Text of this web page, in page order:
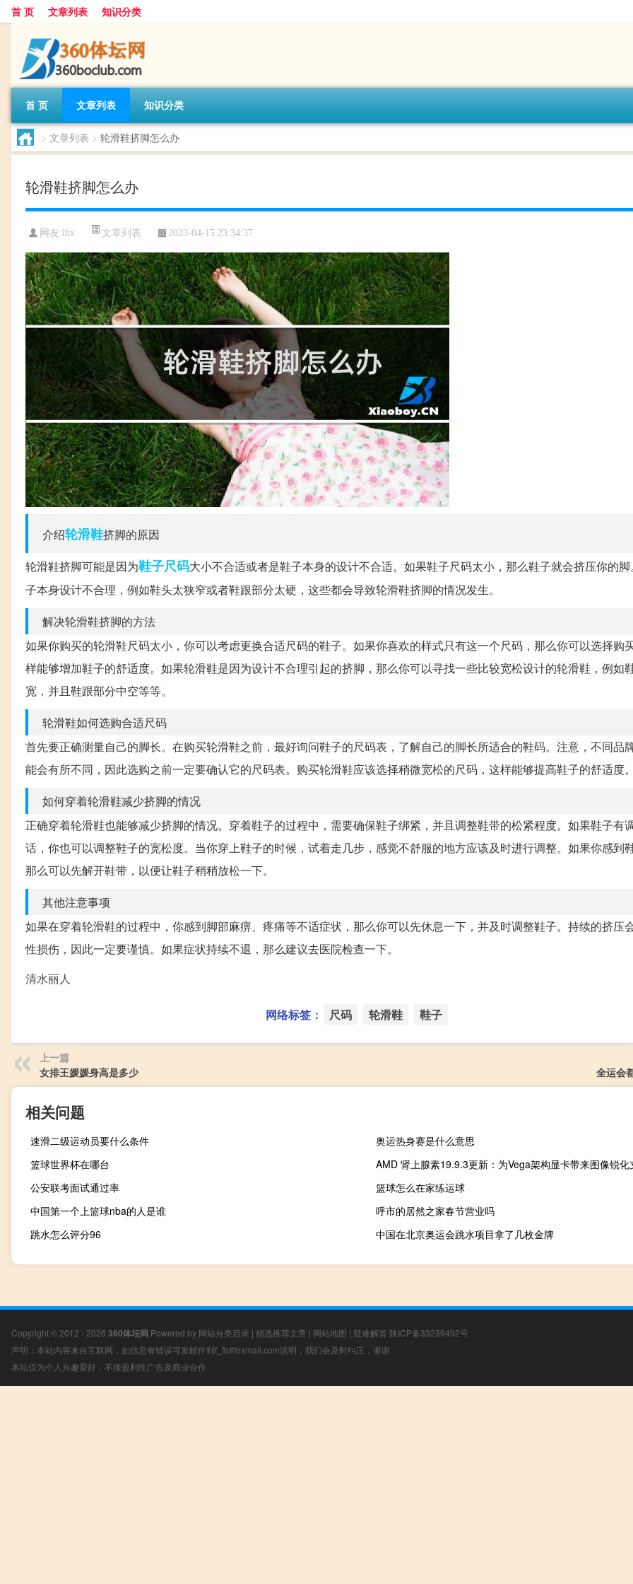
首 页 文章列表 知识分类
首 页 文章列表 知识分类
> 文章列表 > 轮滑鞋挤脚怎么办
轮滑鞋挤脚怎么办
网友: lhx 文章列表 2023-04-15 23:34:37
介绍轮滑鞋挤脚的原因
轮滑鞋挤脚可能是因为鞋子尺码大小不合适或者是鞋子本身的设计不合适。如果鞋子尺码太小，那么鞋子就会挤压你的
子本身设计不合理，例如鞋头太狭窄或者鞋跟部分太硬，这些都会导致轮滑鞋挤脚的情况发生。
解决轮滑鞋挤脚的方法
如果你购买的轮滑鞋尺码太小，你可以考虑更换合适尺码的鞋子。如果你喜欢的样式只有这一个尺码，那么你可以选择购
样能够增加鞋子的舒适度。如果轮滑鞋是因为设计不合理引起的挤脚，那么你可以寻找一些比较宽松设计的轮滑鞋，例如
宽，并且鞋跟部分中空等等。
轮滑鞋如何选购合适尺码
首先要正确测量自己的脚长。在购买轮滑鞋之前，最好询问鞋子的尺码表，了解自己的脚长所适合的鞋码。注意，不同品
能会有所不同，因此选购之前一定要确认它的尺码表。购买轮滑鞋应该选择稍微宽松的尺码，这样能够提高鞋子的舒适度
如何穿着轮滑鞋减少挤脚的情况
正确穿着轮滑鞋也能够减少挤脚的情况。穿着鞋子的过程中，需要确保鞋子绑紧，并且调整鞋带的松紧程度。如果鞋子有
话，你也可以调整鞋子的宽松度。当你穿上鞋子的时候，试着走几步，感觉不舒服的地方应该及时进行调整。如果你感到
那么可以先解开鞋带，以便让鞋子稍稍放松一下。
其他注意事项
如果在穿着轮滑鞋的过程中，你感到脚部麻痹、疼痛等不适症状，那么你可以先休息一下，并及时调整鞋子。持续的挤压
性损伤，因此一定要谨慎。如果症状持续不退，那么建议去医院检查一下。
清水丽人
网络标签： 尺码 轮滑鞋 鞋子
上一篇
女排王媛媛身高是多少
全运会
相关问题
速滑二级运动员要什么条件
奥运热身赛是什么意思
篮球世界杯在哪台
AMD 肾上腺素19.9.3更新：为Vega架构显卡带来图像锐化
公安联考面试通过率
篮球怎么在家练运球
中国第一个上篮球nba的人是谁
呼市的居然之家春节营业吗
跳水怎么评分96
中国在北京奥运会跳水项目拿了几枚金牌
Copyright © 2012 - 2026 360体坛网 Powered by 网站分类目录 | 精选推荐文章 | 网站地图 | 疑难解答 陕ICP备33239492号
声明：本站内容来自互联网，如信息有错误可发邮件到f_fb#foxmail.com说明，我们会及时纠正，谢谢
本站仅为个人兴趣爱好，不接盈利性广告及商业合作